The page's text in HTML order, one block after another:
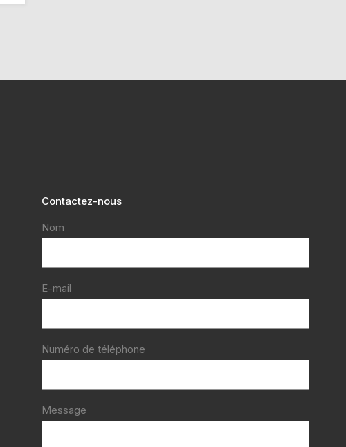
Contactez-nous
Nom
E-mail
Numéro de téléphone
Message